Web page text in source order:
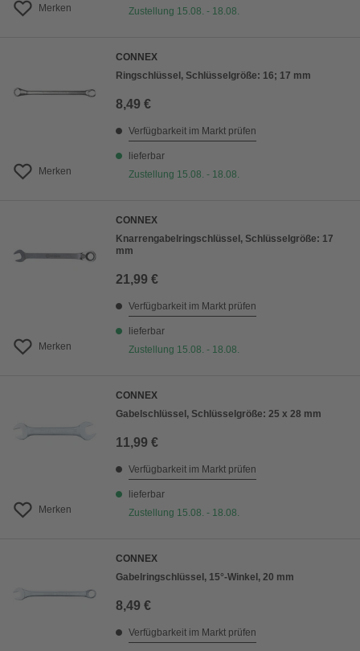
Merken
Zustellung 15.08. - 18.08.
Merken
CONNEX
Ringschlüssel, Schlüsselgröße: 16; 17 mm
8,49 €
Verfügbarkeit im Markt prüfen
lieferbar
Zustellung 15.08. - 18.08.
Merken
CONNEX
Knarrengabelringschlüssel, Schlüsselgröße: 17
mm
21,99 €
Verfügbarkeit im Markt prüfen
lieferbar
Zustellung 15.08. - 18.08.
Merken
CONNEX
Gabelschlüssel, Schlüsselgröße: 25 x 28 mm
11,99 €
Verfügbarkeit im Markt prüfen
lieferbar
Zustellung 15.08. - 18.08.
CONNEX
Gabelringschlüssel, 15°-Winkel, 20 mm
8,49 €
Verfügbarkeit im Markt prüfen